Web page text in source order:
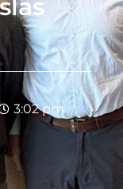
3:02 pm